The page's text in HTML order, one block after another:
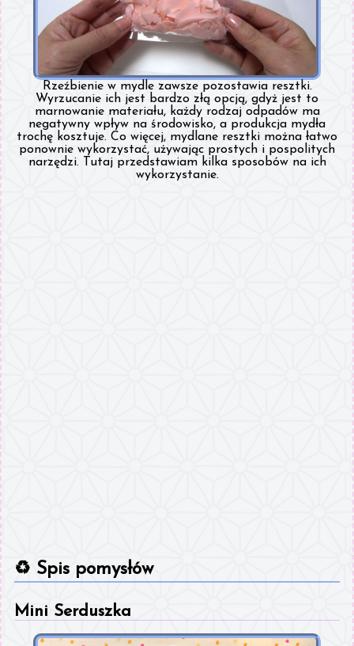
Rzeźbienie w mydle zawsze pozostawia resztki.
Wyrzucanie ich jest bardzo złą opcją, gdyż jest to
marnowanie materiału, każdy rodzaj odpadów ma
negatywny wpływ na środowisko, a produkcja mydła
trochę kosztuje. Co więcej, mydlane resztki można łatwo
ponownie wykorzystać, używając prostych i pospolitych
narzędzi. Tutaj przedstawiam kilka sposobów na ich
wykorzystanie.
♻️ Spis pomysłów
Mini Serduszka